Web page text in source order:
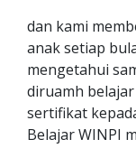
dan kami
anak setiap
mengetahui
diruamh
sertifikat
Belajar WINPI